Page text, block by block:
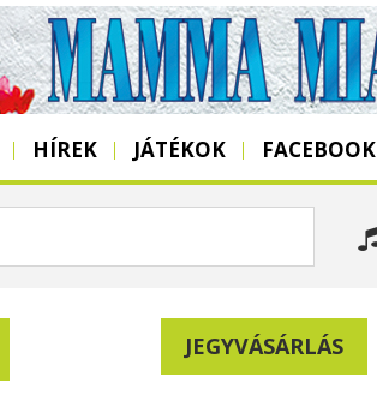
HÍREK JÁTÉKOK FACEBOOK
JEGYVÁSÁRLÁS